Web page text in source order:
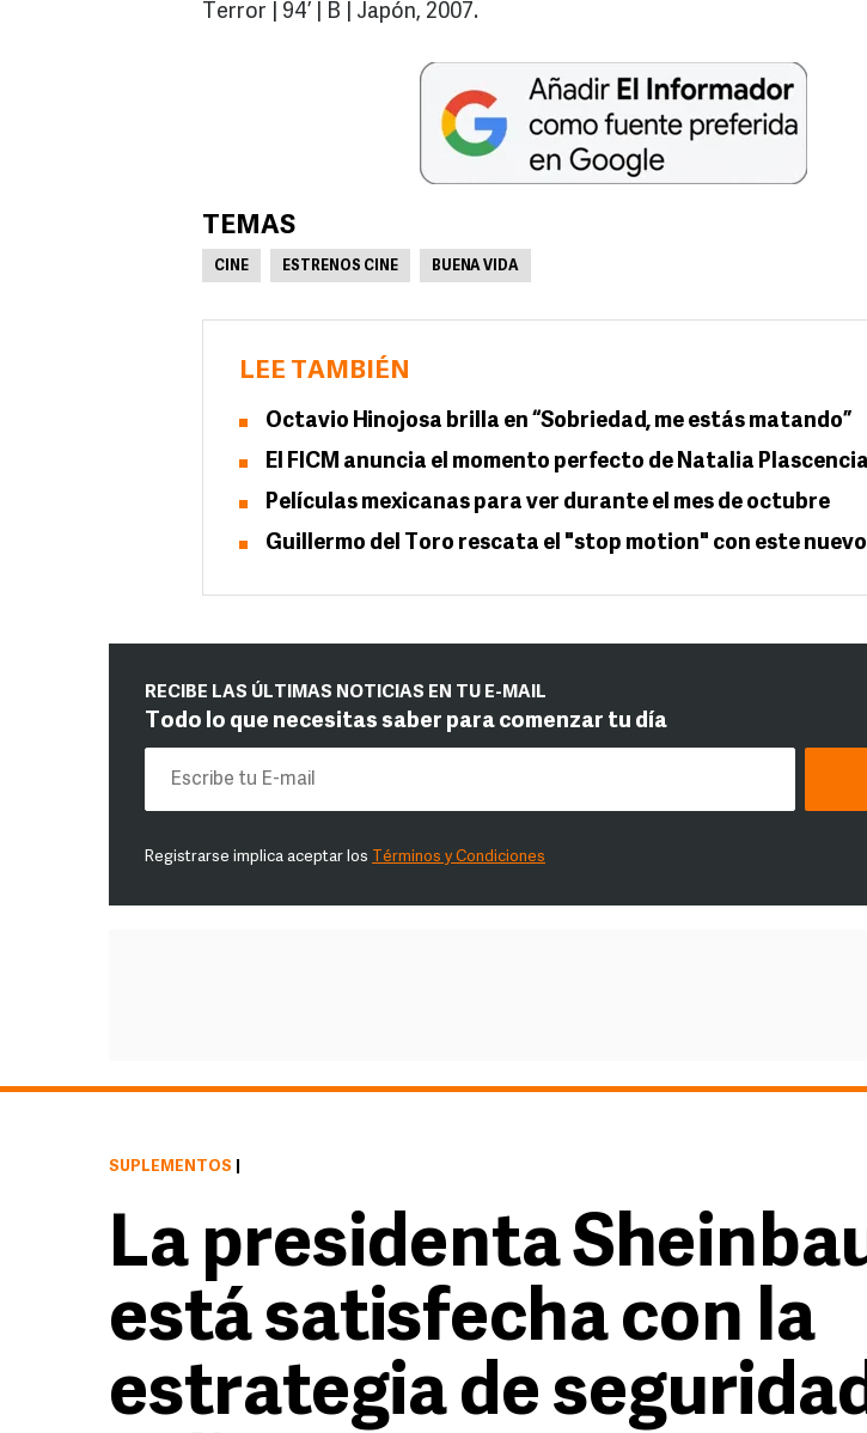
Terror | 94’ | B | Japón, 2007.
TEMAS
CINE ESTRENOS CINE BUENA VIDA
LEE TAMBIÉN
Octavio Hinojosa brilla en “Sobriedad, me estás matando”
El FICM anuncia el momento perfecto de Natalia Plascencia
Películas mexicanas para ver durante el mes de octubre
Guillermo del Toro rescata el "stop motion" con este
RECIBE LAS ÚLTIMAS NOTICIAS EN TU E-MAIL
Todo lo que necesitas saber para comenzar tu día
Registrarse implica aceptar los Términos y Condiciones
SUPLEMENTOS
La presidenta
está satisfecha con la
estrategia de